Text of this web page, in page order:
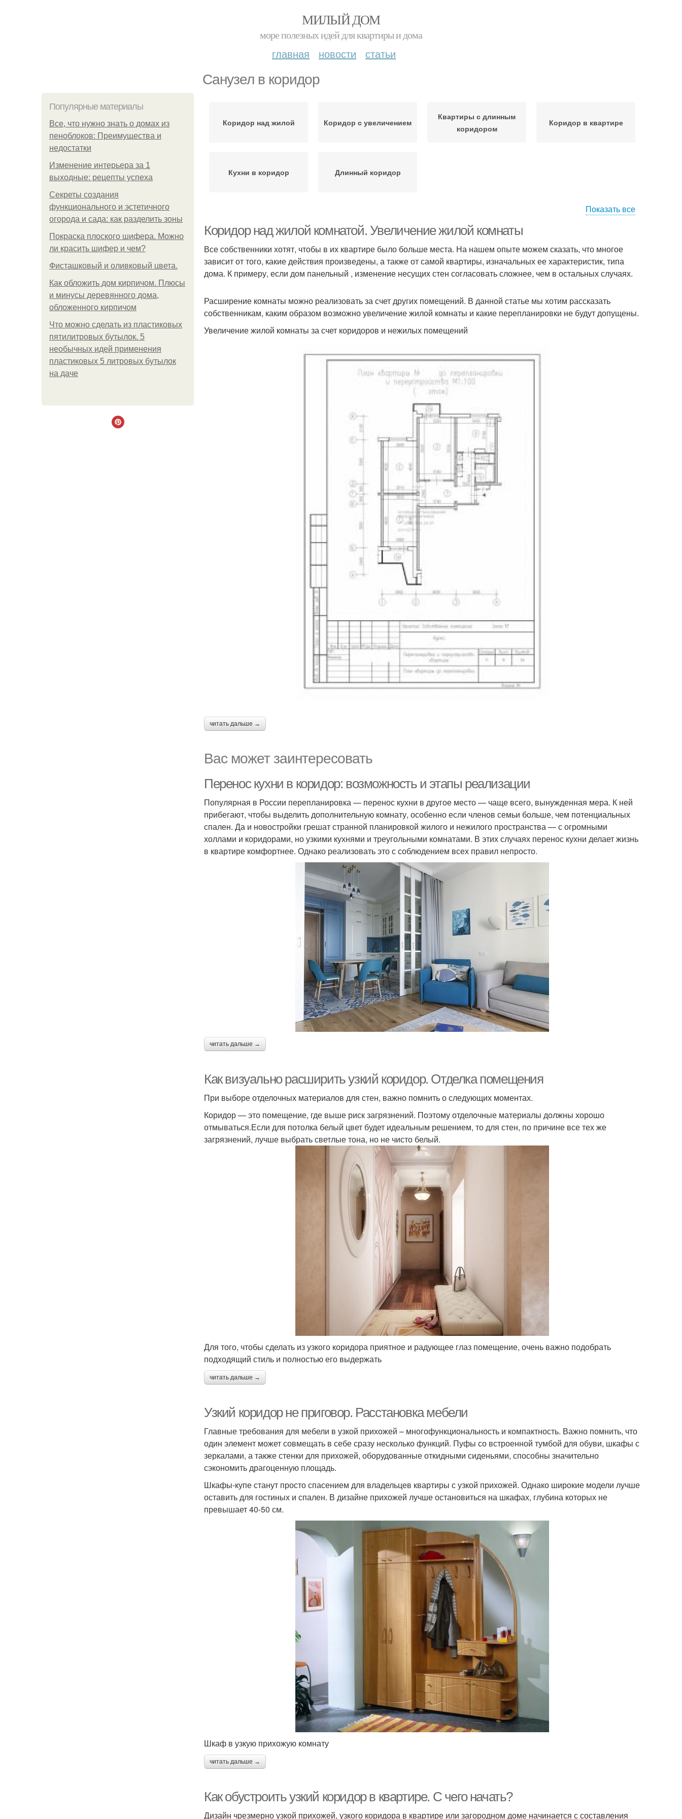
МИЛЫЙ ДОМ
море полезных идей для квартиры и дома
главная новости статьи
Санузел в коридор
Популярные материалы
Все, что нужно знать о домах из
пеноблоков: Преимущества и
недостатки
Изменение интерьера за 1
выходные: рецепты успеха
Секреты создания
функционального и эстетичного
огорода и сада: как разделить зоны
Покраска плоского шифера. Можно
ли красить шифер и чем?
Фисташковый и оливковый цвета.
Как обложить дом кирпичом. Плюсы
и минусы деревянного дома,
обложенного кирпичом
Что можно сделать из пластиковых
пятилитровых бутылок. 5
необычных идей применения
пластиковых 5 литровых бутылок
на даче
Коридор над жилой Коридор с увеличением
Квартиры с длинным
коридором
Коридор в квартире
Кухни в коридор Длинный коридор
Показать все
Коридор над жилой комнатой. Увеличение жилой комнаты
Все собственники хотят, чтобы в их квартире было больше места. На нашем опыте можем сказать, что многое
зависит от того, какие действия произведены, а также от самой квартиры, изначальных ее характеристик, типа
дома. К примеру, если дом панельный , изменение несущих стен согласовать сложнее, чем в остальных случаях.
Расширение комнаты можно реализовать за счет других помещений. В данной статье мы хотим рассказать
собственникам, каким образом возможно увеличение жилой комнаты и какие перепланировки не будут допущены.
Увеличение жилой комнаты за счет коридоров и нежилых помещений
читать дальше →
Вас может заинтересовать
Перенос кухни в коридор: возможность и этапы реализации
Популярная в России перепланировка — перенос кухни в другое место — чаще всего, вынужденная мера. К ней
прибегают, чтобы выделить дополнительную комнату, особенно если членов семьи больше, чем потенциальных
спален. Да и новостройки грешат странной планировкой жилого и нежилого пространства — с огромными
холлами и коридорами, но узкими кухнями и треугольными комнатами. В этих случаях перенос кухни делает жизнь
в квартире комфортнее. Однако реализовать это с соблюдением всех правил непросто.
читать дальше →
Как визуально расширить узкий коридор. Отделка помещения
При выборе отделочных материалов для стен, важно помнить о следующих моментах.
Коридор — это помещение, где выше риск загрязнений. Поэтому отделочные материалы должны хорошо
отмываться.Если для потолка белый цвет будет идеальным решением, то для стен, по причине все тех же
загрязнений, лучше выбрать светлые тона, но не чисто белый.
Для того, чтобы сделать из узкого коридора приятное и радующее глаз помещение, очень важно подобрать
подходящий стиль и полностью его выдержать
читать дальше →
Узкий коридор не приговор. Расстановка мебели
Главные требования для мебели в узкой прихожей – многофункциональность и компактность. Важно помнить, что
один элемент может совмещать в себе сразу несколько функций. Пуфы со встроенной тумбой для обуви, шкафы с
зеркалами, а также стенки для прихожей, оборудованные откидными сиденьями, способны значительно
сэкономить драгоценную площадь.
Шкафы-купе станут просто спасением для владельцев квартиры с узкой прихожей. Однако широкие модели лучше
оставить для гостиных и спален. В дизайне прихожей лучше остановиться на шкафах, глубина которых не
превышает 40-50 см.
Шкаф в узкую прихожую комнату
читать дальше →
Как обустроить узкий коридор в квартире. С чего начать?
Дизайн чрезмерно узкой прихожей, узкого коридора в квартире или загородном доме начинается с составления